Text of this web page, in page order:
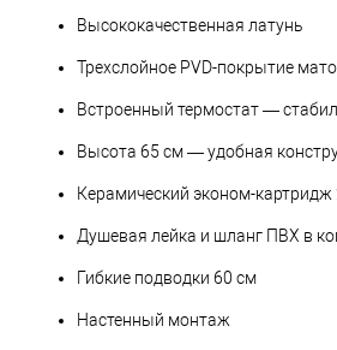
Высококачественная латунь
Трехслойное PVD-покрытие
Встроенный термостат —
Высота 65 см — удобная
Керамический эконом-
Душевая лейка и шланг ПВХ в
Гибкие подводки 60 см
Настенный монтаж